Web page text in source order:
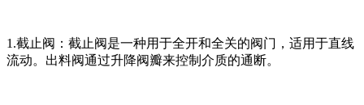
1.截止阀：截止阀是一种用于全开和全关的阀门，适用于直线
流动。出料阀通过升降阀瓣来控制介质的通断。